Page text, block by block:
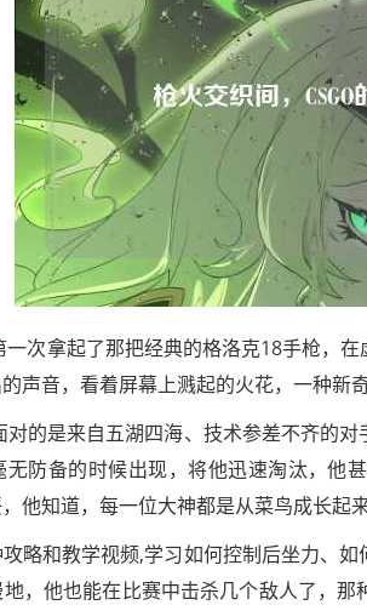
次拿起了那把经典的格洛克18手枪，
声音，看着屏幕上溅起的火花，一种新
对的是来自五湖四海、技术参差不齐的
防备的时候出现，将他迅速淘汰，他
他知道，每一位大神都是从菜鸟成长起来
略和教学视频,学习如何控制后坐力、
，他也能在比赛中击杀几个敌人了，